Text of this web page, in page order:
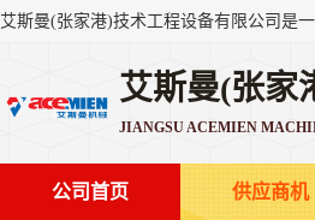
艾斯曼(张家
JIANGSU ACEMIEN
公司首页 供应商机